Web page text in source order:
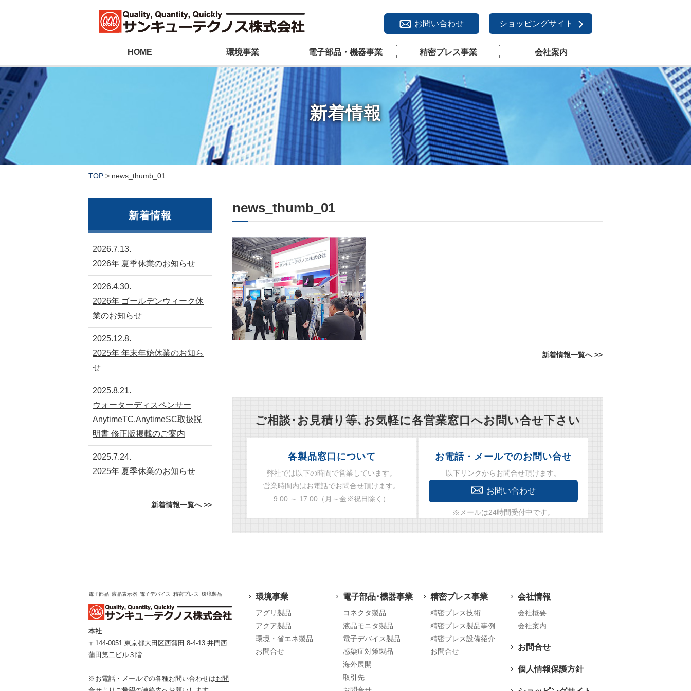
ショッピングサイト
お問い合わせ
HOME 環境事業 電子部品・機器事業 精密プレス事業 会社案内
新着情報
TOP > news_thumb_01
news_thumb_01
新着情報一覧へ >>
ご相談･お見積り等､お気軽に各営業窓口へお問い合せ下さい
各製品窓口について
弊社では以下の時間で営業しています。
営業時間内はお電話でお問合せ頂けます。
9:00 ～ 17:00（月～金※祝日除く）
お電話・メールでのお問い合せ
以下リンクからお問合せ頂けます。
お問い合わせ
※メールは24時間受付中です。
新着情報
2026.7.13.
2026年 夏季休業のお知らせ
2026.4.30.
2026年 ゴールデンウィーク休
業のお知らせ
2025.12.8.
2025年 年末年始休業のお知ら
せ
2025.8.21.
ウォーターディスペンサー
AnytimeTC,AnytimeSC取扱説
明書 修正版掲載のご案内
2025.7.24.
2025年 夏季休業のお知らせ
新着情報一覧へ >>
電子部品･液晶表示器･電子デバイス･精密プレス･環境製品
本社
〒144-0051 東京都⼤⽥区⻄蒲⽥ 8-4-13 井⾨⻄
蒲⽥第⼆ビル３階
※お電話・メールでの各種お問い合わせはお問
環境事業
アグリ製品
アクア製品
環境・省エネ製品
お問合せ
電子部品･機器事業
コネクタ製品
液晶モニタ製品
電子デバイス製品
感染症対策製品
海外展開
取引先
精密プレス事業
精密プレス技術
精密プレス製品事例
精密プレス設備紹介
お問合せ
会社情報
会社概要
会社案内
お問合せ
個人情報保護方針